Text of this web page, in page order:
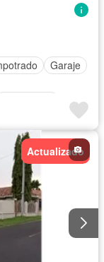
Garaje
Actualizado